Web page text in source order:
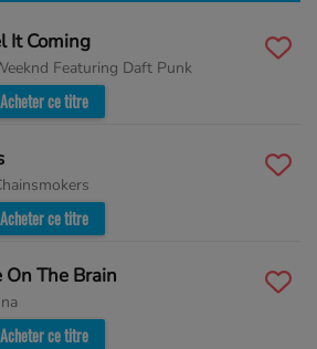
It Coming
Featuring Daft Punk
Acheter ce titre
Acheter ce titre
On The Brain
Acheter ce titre